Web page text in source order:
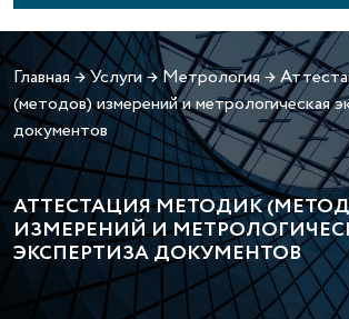
Главная→Услуги→Метрология→
(методов) измерений и метрологическая
документов
АТТЕСТАЦИЯ МЕТОДИК
ИЗМЕРЕНИЙ И
ЭКСПЕРТИЗА ДОКУМЕНТОВ